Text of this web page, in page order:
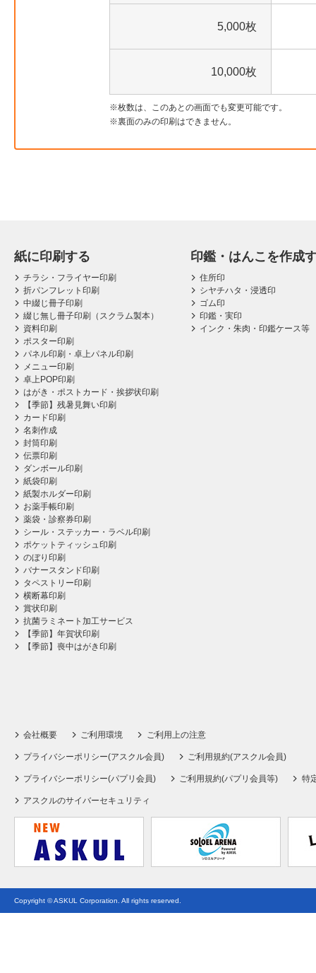
5,000枚
10,000枚
枚数は、このあとの画面でも変更可能です。
裏面のみの印刷はできません。
紙に印刷する
チラシ・フライヤー印刷
折パンフレット印刷
中綴じ冊子印刷
綴じ無し冊子印刷（スクラム製本）
資料印刷
ポスター印刷
パネル印刷・卓上パネル印刷
メニュー印刷
卓上POP印刷
はがき・ポストカード・挨拶状印刷
【季節】残暑見舞い印刷
カード印刷
名刺作成
封筒印刷
伝票印刷
ダンボール印刷
紙袋印刷
紙製ホルダー印刷
お薬手帳印刷
薬袋・診察券印刷
シール・ステッカー・ラベル印刷
ポケットティッシュ印刷
のぼり印刷
バナースタンド印刷
タペストリー印刷
横断幕印刷
賞状印刷
抗菌ラミネート加工サービス
【季節】年賀状印刷
【季節】喪中はがき印刷
印鑑・はんこを作成
住所印
シヤチハタ・浸透印
ゴム印
印鑑・実印
インク・朱肉・印鑑ケース等
会社概要 ご利用環境 ご利用上の注意
プライバシーポリシー(アスクル会員) ご利用規約(アスクル会員)
プライバシーポリシー(パプリ会員) ご利用規約(パプリ会員等) 特
アスクルのサイバーセキュリティ
Copyright © ASKUL Corporation. All rights reserved.